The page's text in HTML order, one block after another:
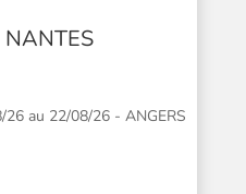
NANTES
au 22/08/26 - ANGERS